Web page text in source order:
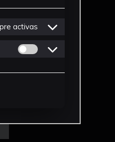
activas
Permitir cookies de